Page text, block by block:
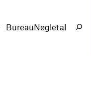
BureauNøgletal
Søg